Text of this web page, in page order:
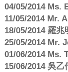
04/05/2014 Ms.
11/05/2014 Mr.
18/05/2014 羅
25/05/2014 Mr.
01/06/2014 Ms.
15/06/2014 吳